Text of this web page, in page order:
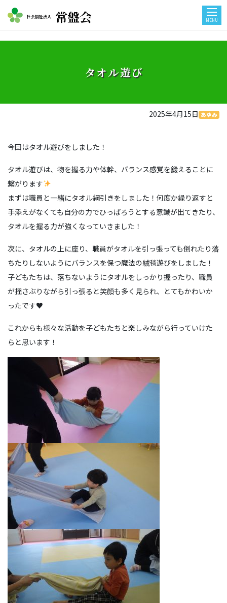
社会福祉法人 常盤会 MENU
タオル遊び
2025年4月15日 あゆみ
今回はタオル遊びをしました！
タオル遊びは、物を握る力や体幹、バランス感覚を鍛えることに
繋がります
まずは職員と一緒にタオル綱引きをしました！何度か繰り返すと
手添えがなくても自分の力でひっぱろうとする意識が出てきたり、
タオルを握る力が強くなっていきました！
次に、タオルの上に座り、職員がタオルを引っ張っても倒れたり落
ちたりしないようにバランスを保つ魔法の絨毯遊びをしました！
子どもたちは、落ちないようにタオルをしっかり握ったり、職員
が揺さぶりながら引っ張ると笑顔も多く見られ、とてもかわいか
ったです♥
これからも様々な活動を子どもたちと楽しみながら行っていけた
らと思います！